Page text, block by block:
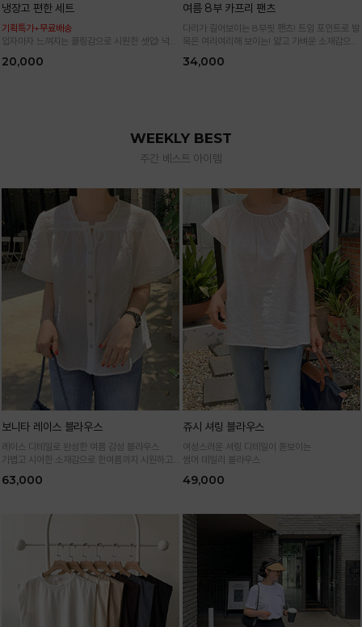
냉장고 편한 세트
기획특가+무료배송
입자마자 느껴지는 쿨링감으로 시원한 셋업! 넉넉
20,000
여름 8부 카프리 팬츠
다리가 길어보이는 8부핏 팬츠! 트임 포인트로 발
목은 여리여리해 보이는! 얇고 가벼운 소재감으로
*블랙·주문폭주로 인한 입고지연·순차발송 진행중
34,000
WEEKLY BEST
주간 베스트 아이템
보니타 레이스 블라우스
레이스 디테일로 완성한 여름 감성 블라우스
가볍고 시어한 소재감으로 한여름까지 시원하고
63,000
쥬시 셔링 블라우스
여성스러운 셔링 디테일이 돋보이는
썸머 데일리 블라우스
49,000